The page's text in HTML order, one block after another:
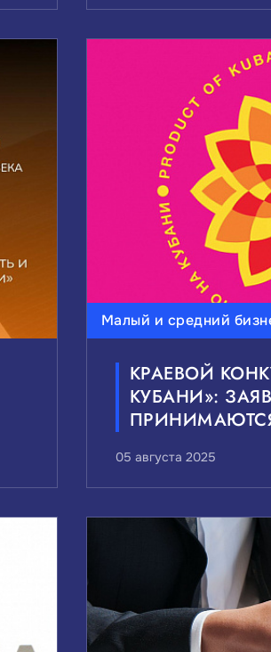
Малый и средний
КРАЕВОЙ
КУБАНИ»:
05 августа 2025